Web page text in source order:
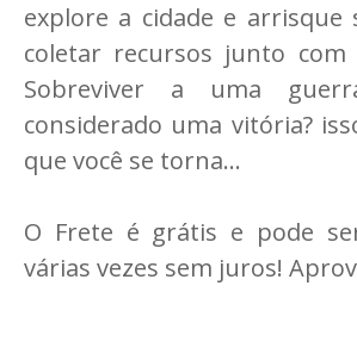
explore a cidade e arrisque
coletar recursos junto com
Sobreviver a uma
considerado uma vitória?
que você se torna...
O Frete é grátis e pode
várias vezes sem juros!